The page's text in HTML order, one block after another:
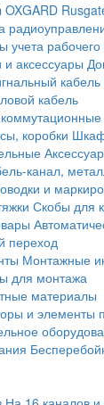
OXGARD
учета
и аксессуары
кабель
кабель
коробки
канал,
и
Скобы для
переход
Монтажные
для монтажа
материалы
и элементы